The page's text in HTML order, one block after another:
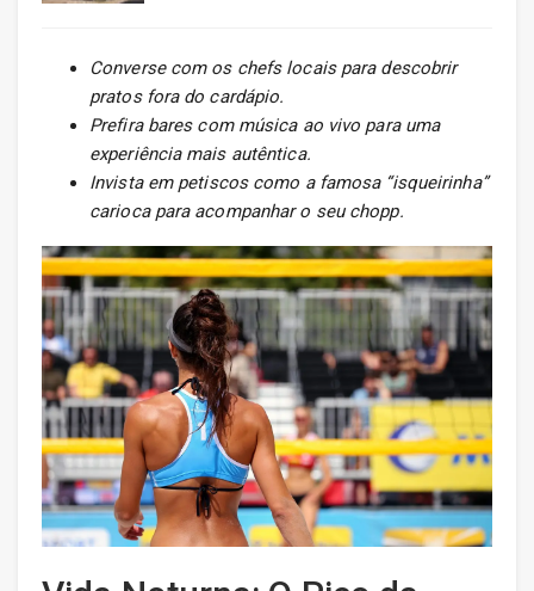
Converse com os chefs locais para descobrir
pratos fora do cardápio.
Prefira bares com música ao vivo para uma
experiência mais autêntica.
Invista em petiscos como a famosa “isqueirinha”
carioca para acompanhar o seu chopp.